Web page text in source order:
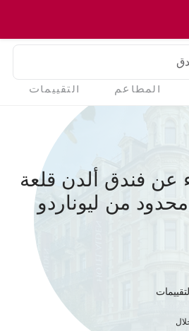
المطاعم التقييمات
عن فندق ألدن قلعة
من ليوناردو